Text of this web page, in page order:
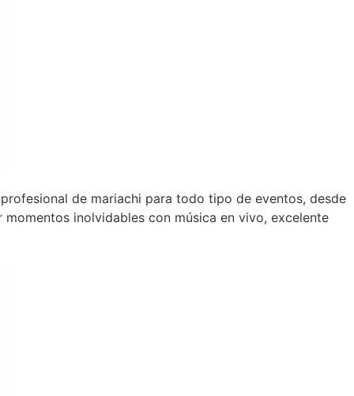
de mariachi para todo tipo de eventos, desde
inolvidables con música en vivo, excelente